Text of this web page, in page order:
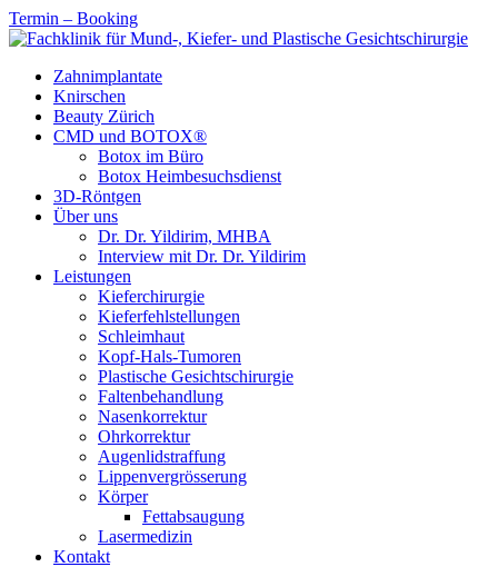
Termin – Booking
Zahnimplantate
Knirschen
Beauty Zürich
CMD und BOTOX®
Botox im Büro
Botox Heimbesuchsdienst
3D-Röntgen
Über uns
Dr. Dr. Yildirim, MHBA
Interview mit Dr. Dr. Yildirim
Leistungen
Kieferchirurgie
Kieferfehlstellungen
Schleimhaut
Kopf-Hals-Tumoren
Plastische Gesichtschirurgie
Faltenbehandlung
Nasenkorrektur
Ohrkorrektur
Augenlidstraffung
Lippenvergrösserung
Körper
Fettabsaugung
Lasermedizin
Kontakt